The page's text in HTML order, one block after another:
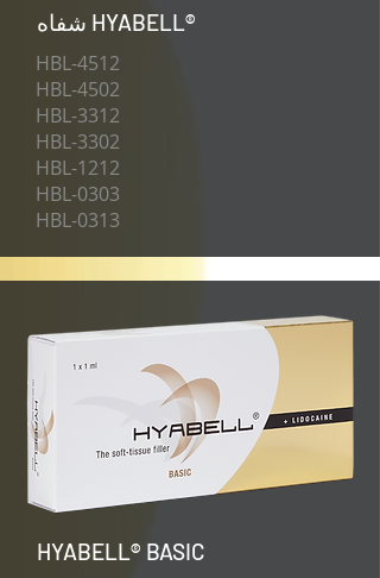
شفاه HYABELL®
HBL-4512
HBL-4502
HBL-3312
HBL-3302
HBL-1212
HBL-0303
HBL-0313
HYABELL® BASIC